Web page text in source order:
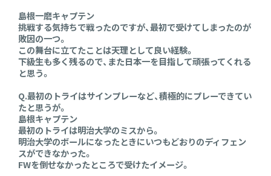
島根一磨キャプテン
挑戦する気持ちで戦ったのですが、最初で受けてしまったのが
敗因の一つ。
この舞台に立てたことは天理として良い経験。
下級生も多く残るので、また日本一を目指して頑張ってくれる
と思う。
Q.最初のトライはサインプレーなど、積極的にプレーできてい
たと思うが。
島根キャプテン
最初のトライは明治大学のミスから。
明治大学のボールになったときにいつもどおりのディフェン
スができなかった。
FWを倒せなかったところで受けたイメージ。